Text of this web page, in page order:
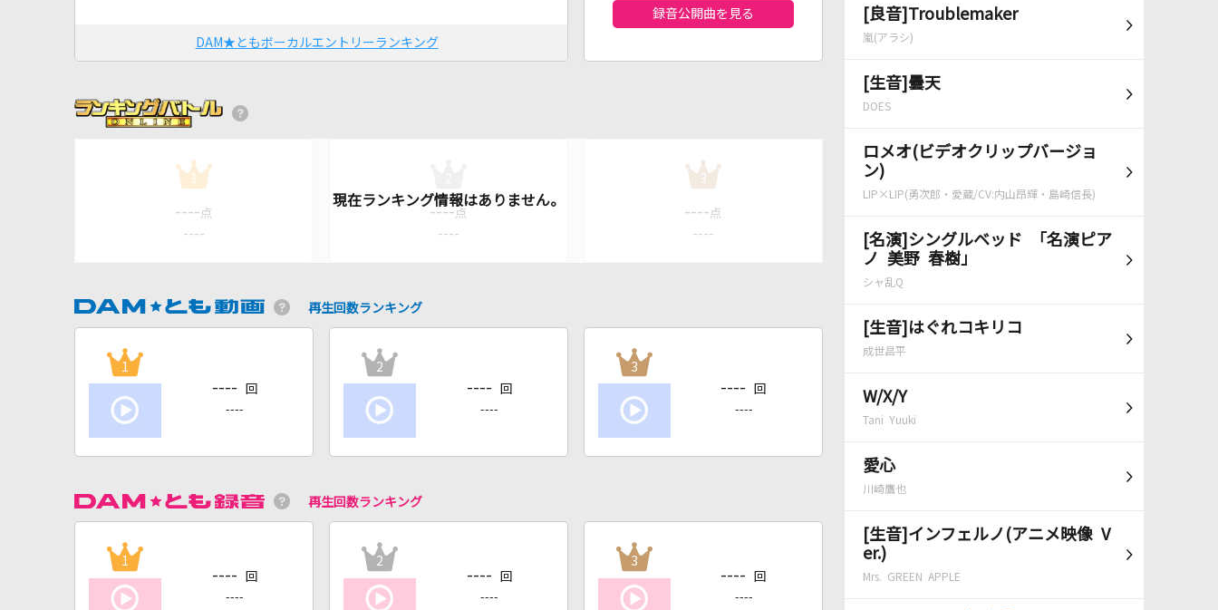
[良音]Troublemaker
嵐(アラシ)
[生音]曇天
DOES
ロメオ(ビデオクリップバージョ
ン)
LIP×LIP(勇次郎・愛蔵/CV:内山昂輝・島崎信長)
[名演]シングルベッド 「名演ピア
ノ 美野 春樹」
シャ乱Q
[生音]はぐれコキリコ
成世昌平
W/X/Y
Tani Yuuki
愛心
川崎鷹也
[生音]インフェルノ(アニメ映像 V
er.)
Mrs. GREEN APPLE
DAM★ともボーカルエントリーランキング
録音公開曲を見る
1
---- 点
----
---- 点
----
3
---- 点
----
再生回数ランキング
1
---- 回
----
2
---- 回
----
3
---- 回
----
再生回数ランキング
1
---- 回
----
2
---- 回
----
3
---- 回
----